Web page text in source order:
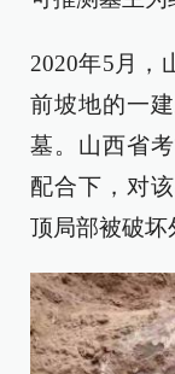
2020年5月，
前坡地的一
墓。山西省
配合下，对
顶局部被破坏